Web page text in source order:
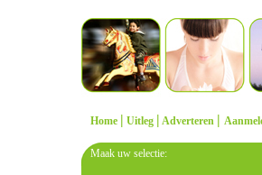
Home | Uitleg | Adverteren |
Maak uw selectie: